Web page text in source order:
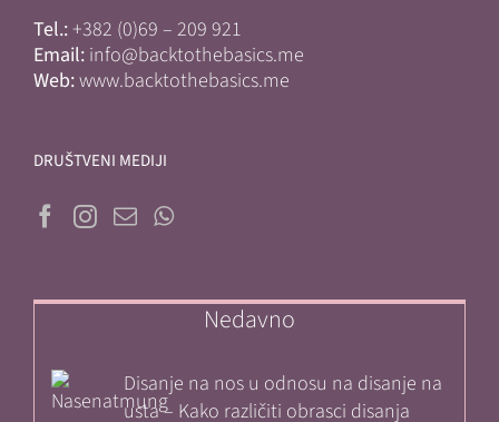
Tel.:+382 (0)69 – 209 921
Email: info@backtothebasics.me
Web:www.backtothebasics.me
DRUŠTVENI MEDIJI
Nedavno
Disanje na nos u odnosu na disanje na
usta – Kako različiti obrasci disanja